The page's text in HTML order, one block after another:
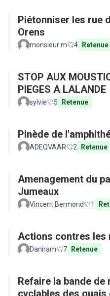
Piétonniser les rue
Orens
monsieur m 4 Retenue
STOP AUX
PIEGES A LALANDE
sylvie 5 Retenue
Pinède de
ADEQVAAR 2 Retenue
Amenagement du
Jumeaux
Vincent Bermond 1
Actions contres les
Daniram 7 Retenue
Refaire la bande
cyclables des quais